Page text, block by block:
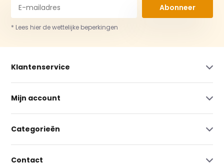
Abonneer
* Lees hier de wettelijke beperkingen
Klantenservice
Mijn account
Categorieën
Contact